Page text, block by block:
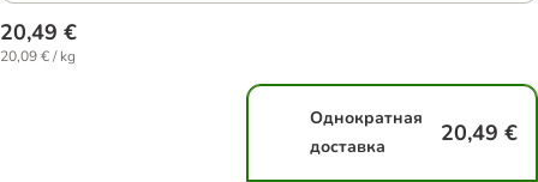
20,49 €
20,09 € / kg
Однократная
доставка
20,49 €